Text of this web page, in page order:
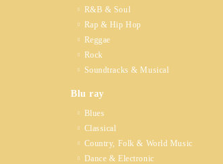
R&B & Soul
Rap & Hip Hop
Reggae
Rock
Soundtracks & Musical
Blu ray
Blues
Classical
Country, Folk & World Music
Dance & Electronic